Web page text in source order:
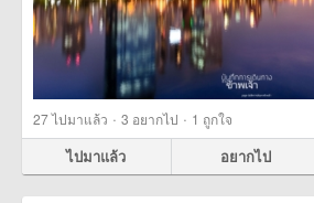
27ไปมาแล้ว · 3 อยากไป · 1 ถูกใจ
ไปมาแล้ว อยากไป